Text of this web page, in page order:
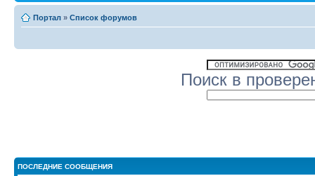
Портал » Список форумов
Поиск в
ПОСЛЕДНИЕ СООБЩЕНИЯ